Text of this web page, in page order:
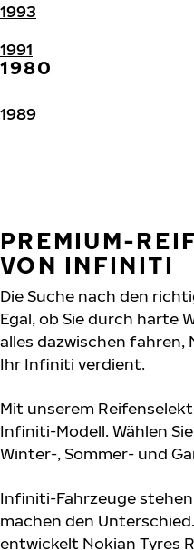
1993
1991
1980
1989
PREMIUM-
VON INFINITI
Die Suche nach den
Egal, ob Sie durch harte
alles dazwischen fahren,
Ihr Infiniti verdient.
Mit unserem
Infiniti-Modell. Wählen
Winter-, Sommer- und
Infiniti-Fahrzeuge
machen den
entwickelt Nokian Tyres